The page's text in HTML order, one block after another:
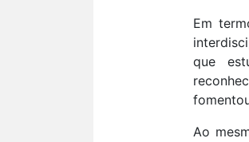
Em
que
Ao